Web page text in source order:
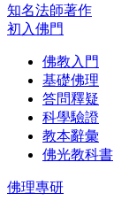
知名法師著作
初入佛門
佛教入門
基礎佛理
答問釋疑
科學驗證
教本辭彙
佛光教科書
佛理專研